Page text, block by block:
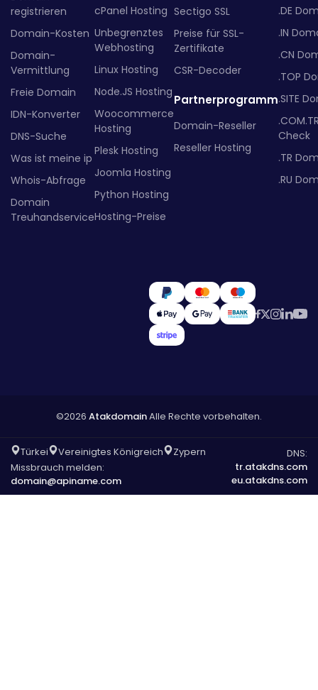
registrieren
Domain-Kosten
Domain-
Vermittlung
Freie Domain
IDN-Konverter
DNS-Suche
Was ist meine ip
Whois-Abfrage
Domain
Treuhandservice
cPanel Hosting
Unbegrenztes
Webhosting
Linux Hosting
Node.JS Hosting
Woocommerce
Hosting
Plesk Hosting
Joomla Hosting
Python Hosting
Hosting-Preise
Sectigo SSL
Preise für SSL-
Zertifikate
CSR-Decoder
Partnerprogramm
Domain-Reseller
Reseller Hosting
.DE
.IN
.CN
.TOP
.SITE
Check
.TR
.RU
©2026 AtakdomainAlle Rechte vorbehalten.
Türkei Vereinigtes Königreich
Zypern
Missbrauch melden:
domain@apiname.com
DNS:
tr.atakdns.com
eu.atakdns.com